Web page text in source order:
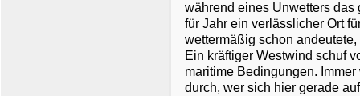
während eines Unwetters das
für Jahr ein verlässlicher Ort
wettermäßig schon
Ein kräftiger Westwind schuf
maritime Bedingungen.
durch, wer sich hier gerade